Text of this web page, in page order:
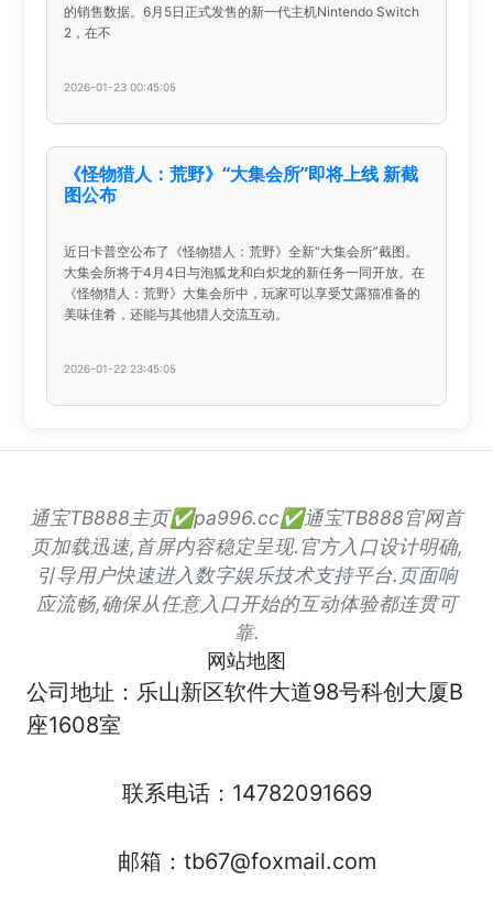
的销售数据。6月5日正式发售的新一代主机Nintendo Switch
2，在不
2026-01-23 00:45:05
《怪物猎人：荒野》“大集会所”即将上线 新截
图公布
近日卡普空公布了《怪物猎人：荒野》全新“大集会所”截图。
大集会所将于4月4日与泡狐龙和白炽龙的新任务一同开放。在
《怪物猎人：荒野》大集会所中，玩家可以享受艾露猫准备的
美味佳肴，还能与其他猎人交流互动。
2026-01-22 23:45:05
通宝TB888主页✅pa996.cc✅通宝TB888官网首
页加载迅速,首屏内容稳定呈现.官方入口设计明确,
引导用户快速进入数字娱乐技术支持平台.页面响
应流畅,确保从任意入口开始的互动体验都连贯可
靠.
网站地图
公司地址：乐山新区软件大道98号科创大厦B
座1608室
联系电话：14782091669
邮箱：tb67@foxmail.com